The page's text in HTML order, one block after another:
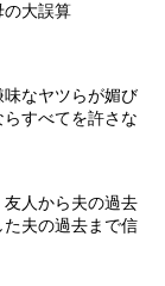
の大誤算
なヤツらが媚び
すべてを許さな
友人から夫の過去
夫の過去まで信